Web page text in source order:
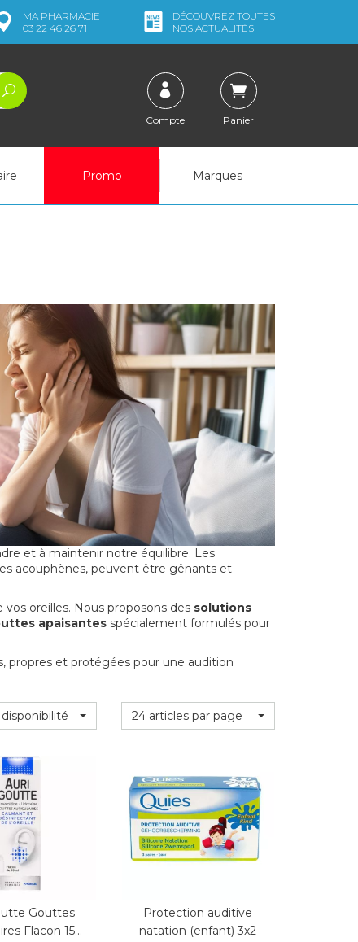
MAPHARMACIE
03 22 46 26 71
DÉCOUVREZ TOUTES
NOS ACTUALITÉS
Compte Panier
Promo Marques
et à maintenir notre équilibre. Les
acouphènes, peuvent être gênants et
oreilles. Nous proposons des solutions
apaisantesspécialement formulés pour
propres et protégées pour une audition
24 articles par page
Gouttes
Flacon 15…
Protection auditive
natation (enfant) 3x2